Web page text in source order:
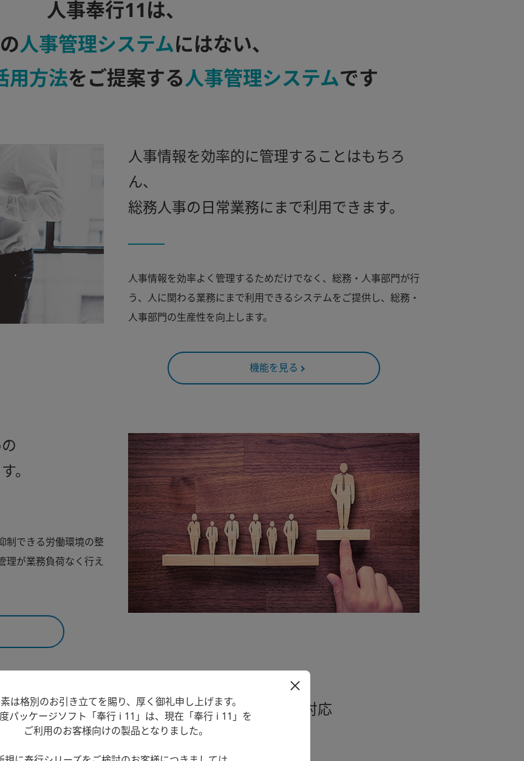
人事奉行11は、
人事管理システムにはない、
用方法をご提案する 人事管理システムです
人事情報を効率的に管理することはもちろ
ん、
総務人事の日常業務にまで利用できます。
人事情報を効率よく管理するためだけでなく、総務・人事部門が行
う、人に関わる業務にまで利用できるシステムをご提供し、総務・
人事部門の生産性を向上します。
機能を見る
。
制できる労働環境の整
理が業務負荷なく行え
将来にわたる変化に確実に対応
は格別のお引き立てを賜り、厚く御礼申し上げます。
パッケージソフト「奉行 i 11」は、現在「奉行 i 11」を
ご利用のお客様向けの製品となりました。